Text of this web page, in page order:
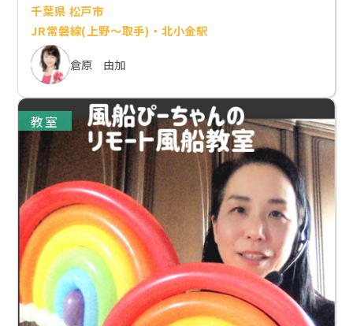
千葉県 松戸市
JR常磐線(上野～取手)・北小金駅
倉原 由加
教室